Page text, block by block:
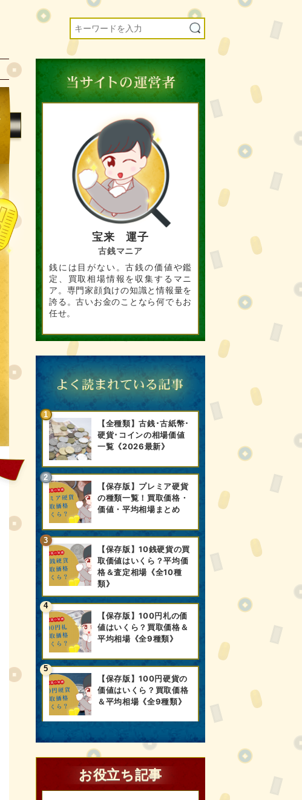
宝来 運子
古銭マニア
銭には目がない。古銭の価値や鑑
定、買取相場情報を収集するマニ
ア。専門家顔負けの知識と情報量を
誇る。古いお金のことなら何でもお
任せ。
【全種類】古銭･古紙幣･
硬貨･コインの相場価値
一覧《2026最新》
【保存版】プレミア硬貨
の種類一覧！買取価格・
価値・平均相場まとめ
【保存版】10銭硬貨の買
取価値はいくら？平均価
格＆査定相場《全10種
類》
【保存版】100円札の価
値はいくら？買取価格＆
平均相場《全9種類》
【保存版】100円硬貨の
価値はいくら？買取価格
＆平均相場《全9種類》
お役立ち記事